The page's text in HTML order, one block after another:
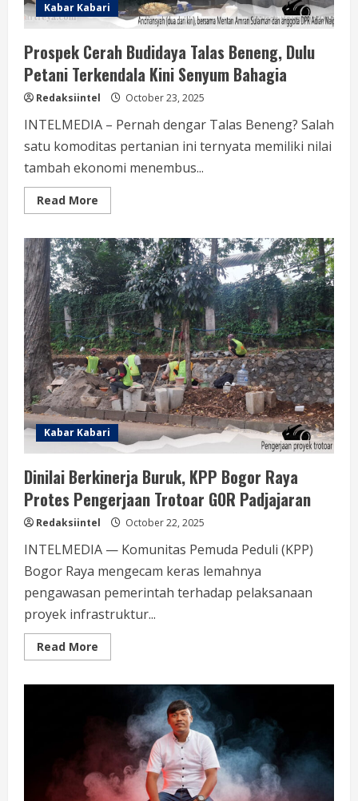
Kabar Kabari
Prospek Cerah Budidaya Talas Beneng, Dulu
Petani Terkendala Kini Senyum Bahagia
Redaksiintel October 23, 2025
INTELMEDIA – Pernah dengar Talas Beneng? Salah
satu komoditas pertanian ini ternyata memiliki nilai
tambah ekonomi menembus...
Read More
more
Cerah
Budidaya
Talas
Beneng,
Dulu
Petani
Terkendala
Kini
Senyum
Bahagia
Kabar Kabari
Dinilai Berkinerja Buruk, KPP Bogor Raya
Protes Pengerjaan Trotoar GOR Padjajaran
Redaksiintel October 22, 2025
INTELMEDIA — Komunitas Pemuda Peduli (KPP)
Bogor Raya mengecam keras lemahnya
pengawasan pemerintah terhadap pelaksanaan
proyek infrastruktur...
Read More
more
Bogor
Raya
Protes
Pengerjaan
Trotoar
GOR
Padjajaran